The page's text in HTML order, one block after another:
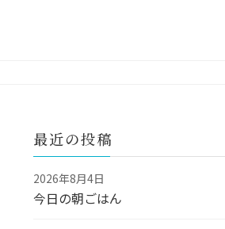
最近の投稿
2026年8月4日
今日の朝ごはん